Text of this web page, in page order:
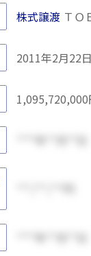
株式譲渡 ＴＯ
2011年2月22日
1,095,720,000